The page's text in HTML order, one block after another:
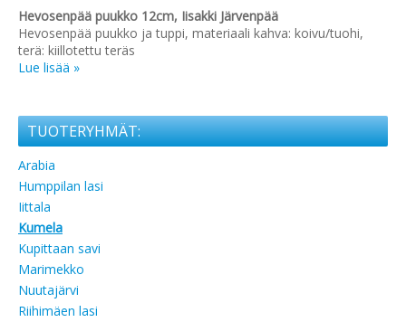
Hevosenpää puukko 12cm, Iisakki Järvenpää
Hevosenpää puukko ja tuppi, materiaali kahva: koivu/tuohi,
terä: kiillotettu teräs
Lue lisää »
TUOTERYHMÄT:
Arabia
Humppilan lasi
Iittala
Kumela
Kupittaan savi
Marimekko
Nuutajärvi
Riihimäen lasi